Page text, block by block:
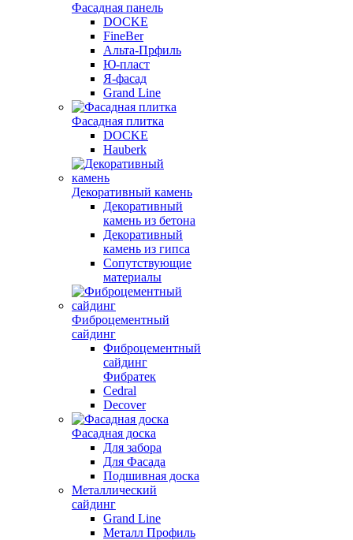
Фасадная панель
DOCKE
FineBer
Альта-Прфиль
Ю-пласт
Я-фасад
Grand Line
Фасадная плитка
DOCKE
Hauberk
Декоративный камень
Декоративный
камень из бетона
Декоративный
камень из гипса
Сопутствующие
материалы
Фиброцементный
сайдинг
Фиброцементный
сайдинг
Фибратек
Cedral
Decover
Фасадная доска
Для забора
Для Фасада
Подшивная доска
Металлический
сайдинг
Grand Line
Металл Профиль